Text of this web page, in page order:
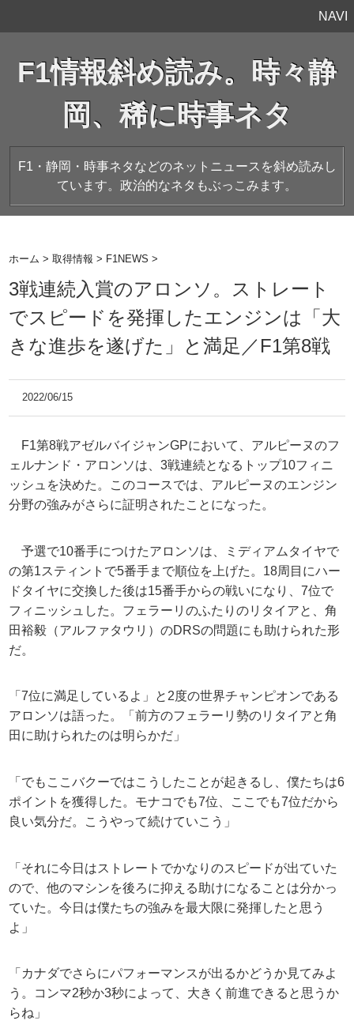
NAVI
F1情報斜め読み。時々静
岡、稀に時事ネタ
F1・静岡・時事ネタなどのネットニュースを斜め読みし
ています。政治的なネタもぶっこみます。
ホーム >取得情報 > F1NEWS >
3戦連続入賞のアロンソ。ストレート
でスピードを発揮したエンジンは「大
きな進歩を遂げた」と満足／F1第8戦
2022/06/15
F1第8戦アゼルバイジャンGPにおいて、アルピーヌのフ
ェルナンド・アロンソは、3戦連続となるトップ10フィニ
ッシュを決めた。このコースでは、アルピーヌのエンジン
分野の強みがさらに証明されたことになった。
予選で10番手につけたアロンソは、ミディアムタイヤで
の第1スティントで5番手まで順位を上げた。18周目にハー
ドタイヤに交換した後は15番手からの戦いになり、7位で
フィニッシュした。フェラーリのふたりのリタイアと、角
田裕毅（アルファタウリ）のDRSの問題にも助けられた形
だ。
「7位に満足しているよ」と2度の世界チャンピオンである
アロンソは語った。「前方のフェラーリ勢のリタイアと角
田に助けられたのは明らかだ」
「でもここバクーではこうしたことが起きるし、僕たちは6
ポイントを獲得した。モナコでも7位、ここでも7位だから
良い気分だ。こうやって続けていこう」
「それに今日はストレートでかなりのスピードが出ていた
ので、他のマシンを後ろに抑える助けになることは分かっ
ていた。今日は僕たちの強みを最大限に発揮したと思う
よ」
「カナダでさらにパフォーマンスが出るかどうか見てみよ
う。コンマ2秒か3秒によって、大きく前進できると思うか
らね」